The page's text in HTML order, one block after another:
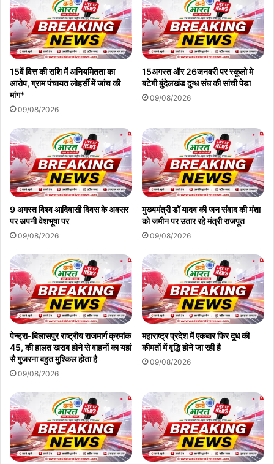
15वें वित्त की राशि में अनियमितता का
आरोप, ग्राम पंचायत लोहर्सी में जांच की
मांग*
09/08/2026
15अगस्त और 26जनवरी पर स्कूलो मे
बटेगी बुंदेलखंड दुग्ध संघ की सांची पेडा
09/08/2026
9 अगस्त विश्व आदिवासी दिवस के अवसर
पर अपनी वेशभूषा पर
09/08/2026
मुख्यमंत्री डॉ यादव की जन संवाद की मंशा
को जमीन पर उतार रहे मंत्री राजपूत
09/08/2026
पेन्ड्रा-बिलासपुर राष्ट्रीय राजमार्ग क्रमांक
45, की हालत खराब होने से वाहनों का यहां
सै गुजरना बहुत मुश्किल होता है
09/08/2026
महाराष्ट्र प्रदेश में एकबार फिर दूध की
कीमतों में वृद्धि होने जा रही है
09/08/2026